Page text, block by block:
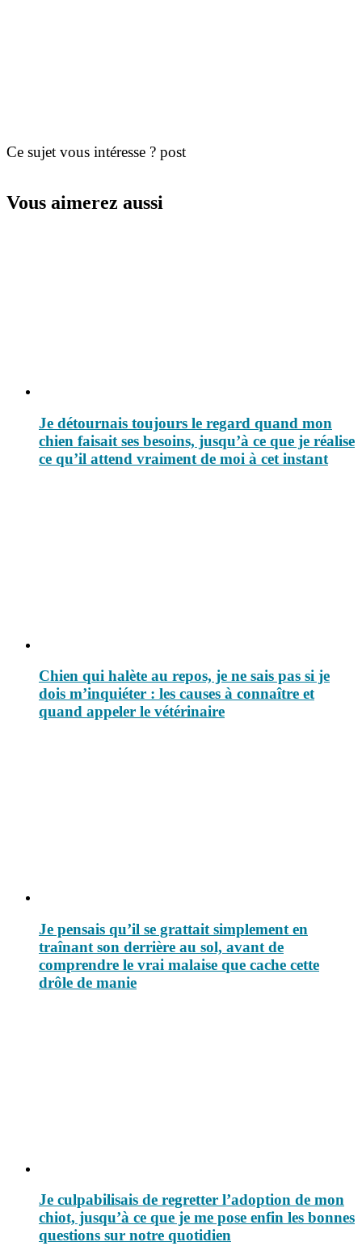
Ce sujet vous intéresse ? post
Vous aimerez aussi
Je détournais toujours le regard quand mon
chien faisait ses besoins, jusqu’à ce que je réalise
ce qu’il attend vraiment de moi à cet instant
Chien qui halète au repos, je ne sais pas si je
dois m’inquiéter : les causes à connaître et
quand appeler le vétérinaire
Je pensais qu’il se grattait simplement en
traînant son derrière au sol, avant de
comprendre le vrai malaise que cache cette
drôle de manie
Je culpabilisais de regretter l’adoption de mon
chiot, jusqu’à ce que je me pose enfin les bonnes
questions sur notre quotidien